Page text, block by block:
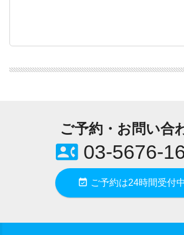
ご予約・お問い合
contact_phone03-5676-
event_available ご予約は24時間受付中